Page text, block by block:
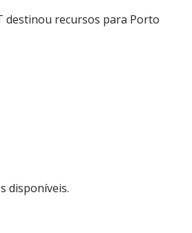
destinou recursos para Porto
disponíveis.